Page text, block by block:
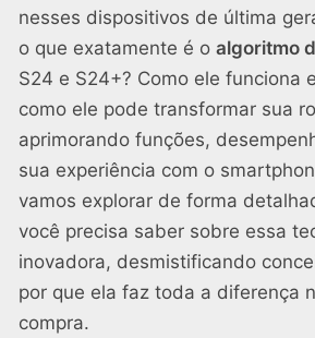
nesses dispositivos de última
o que exatamente é o algoritmo
S24 e S24+? Como ele funciona
como ele pode transformar sua
aprimorando funções,
sua experiência com o
vamos explorar de forma
você precisa saber sobre essa
inovadora, desmistificando
por que ela faz toda a diferença
compra.